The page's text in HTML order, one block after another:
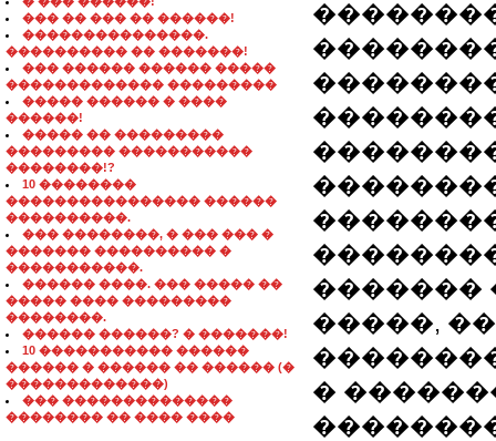
��� �� ��� �� ������!
���������������.
���������� �� �������!
��� ������ ������ �����
������������� ���������
����� ������ � ����
������!
����� �� ���������
��������� �����������
��������!?
10 ��������
���������������� ������
����������.
��� ��������, � ��� ��� �
������� ���������� �
�����������.
������ ����. ��� ����� ��
����� ���� ���������
��������.
������ ������? � �������!
10 ����������� ������
������ � ������ �� ������ (�
�������������)
��� ��������������
�������� �� ���� ����
�������
�����,
�